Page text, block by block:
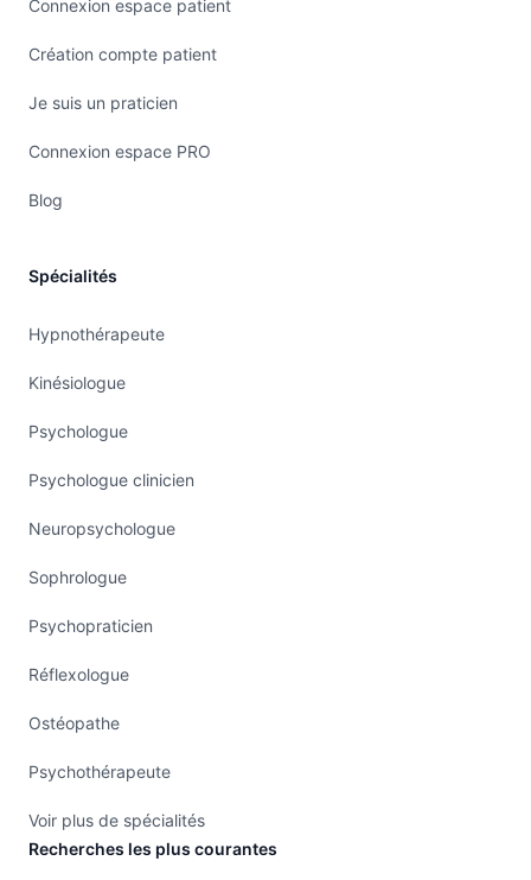
Connexion espace patient
Création compte patient
Je suis un praticien
Connexion espace PRO
Blog
Spécialités
Hypnothérapeute
Kinésiologue
Psychologue
Psychologue clinicien
Neuropsychologue
Sophrologue
Psychopraticien
Réflexologue
Ostéopathe
Psychothérapeute
Voir plus de spécialités
Recherches les plus courantes